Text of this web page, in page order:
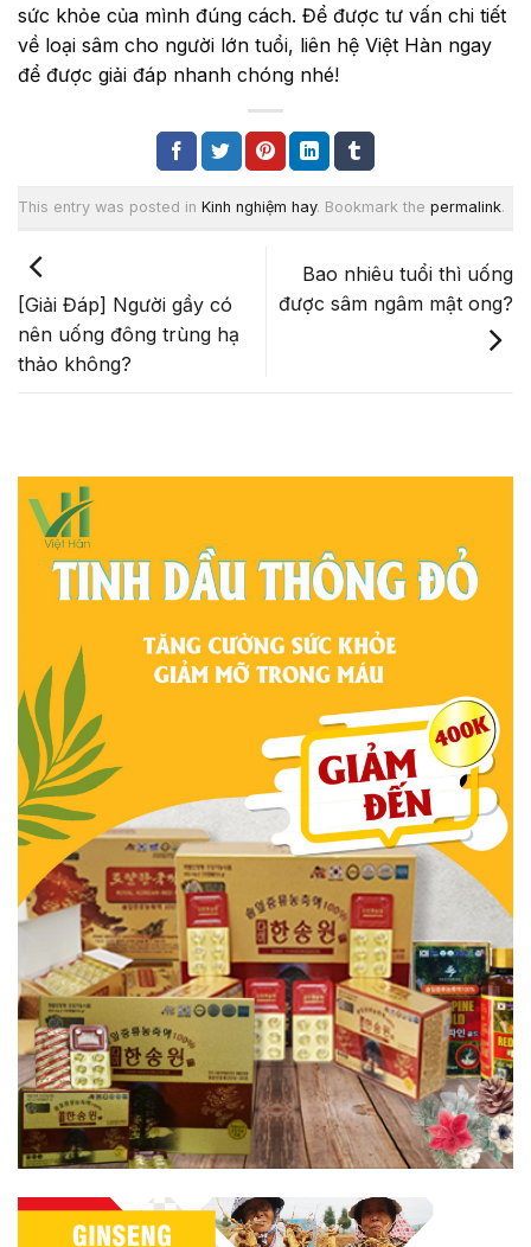
sức khỏe của mình đúng cách. Để được tư vấn chi tiết
về loại sâm cho người lớn tuổi, liên hệ Việt Hàn ngay
để được giải đáp nhanh chóng nhé!
This entry was posted in Kinh nghiệm hay. Bookmark the permalink.
[Giải Đáp] Người gầy có
nên uống đông trùng hạ
thảo không?
Bao nhiêu tuổi thì uống
được sâm ngâm mật ong?